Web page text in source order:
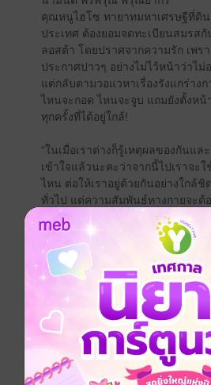
คุณหนูไฮโซ ทายาทมหาเศรษฐีที่ดิ
ประเทศ ต้องยอมจดทะเบียนสมรส
ลอสต้า โดยปราศจากความรัก เพร
ประกาศปาวๆ อย่างไม่ไว้หน้าว่าไม่
แต่กลับตามวอแวหาเรื่องรังแกร่าง
ไหนจะกอด ไหนจะจูบ แถมยังตั้งหน้
ทุกครั้งที่ได้อยู่ใกล้!
“ในเมื่อเราต่างก็รู้เหตุผลของกันแ
เข้าใจแล้วนะคะว่าจากนี้ไปเราจะ
ไหน ต่อให้เราอยู่ด้วยกันอย่างใกล้ชิ
ทั่วไป แต่ความสัมพันธ์ทางกายจะต้
ขาด ตราบใดที่ความสัมพันธ์ทางใจร
“ถึงเราจะยังไม่มีพิธีแต่งงาน แต่ในท
คือสามีภรรยากัน เพราะฉะนั้นในท
หอของเรานะน้ำมนต์!”
จอมเทพบอกเสียงหนักไม่แพ้กัน ให้
จะเป็นผู้ชนะ
ผู้หญิงตาต่ำ!